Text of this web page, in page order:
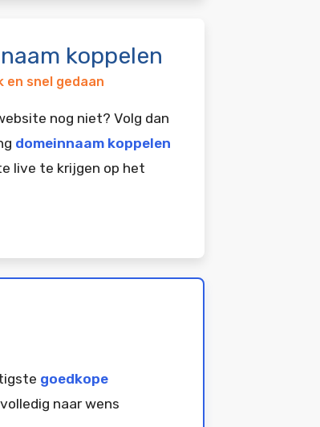
koppelen
en snel gedaan
nog niet? Volg dan
domeinnaam koppelen
live te krijgen op het
goedkope
naar wens